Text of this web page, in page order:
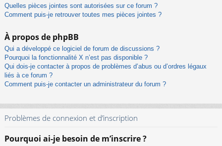
Quelles pièces jointes sont autorisées sur ce forum ?
Comment puis-je retrouver toutes mes pièces jointes ?
À propos de phpBB
Qui a développé ce logiciel de forum de discussions ?
Pourquoi la fonctionnalité X n’est pas disponible ?
Qui dois-je contacter à propos de problèmes d’abus ou d’ordres légaux
liés à ce forum ?
Comment puis-je contacter un administrateur du forum ?
Problèmes de connexion et d’inscription
Pourquoi ai-je besoin de m’inscrire ?